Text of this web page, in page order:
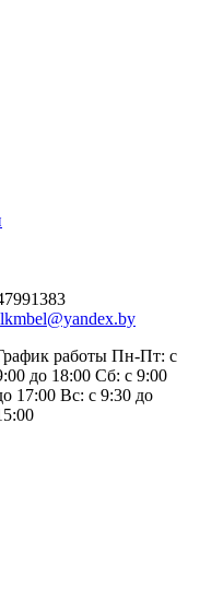
lkmbel@yandex.by
работы Пн-Пт: с
до 18:00 Сб: с 9:00
17:00 Вс: с 9:30 до